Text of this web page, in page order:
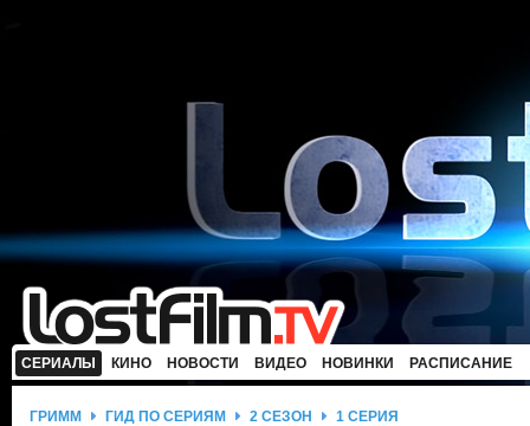
СЕРИАЛЫ КИНО НОВОСТИ ВИДЕО НОВИНКИ РАСПИСАНИЕ
ГРИММ ГИД ПО СЕРИЯМ 2 СЕЗОН 1 СЕРИЯ